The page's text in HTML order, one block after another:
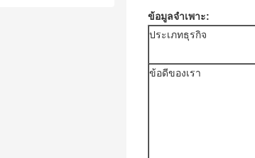
ข้อมูลจำเพาะ:
ประเภทธุรกิจ
ข้อดีของเรา